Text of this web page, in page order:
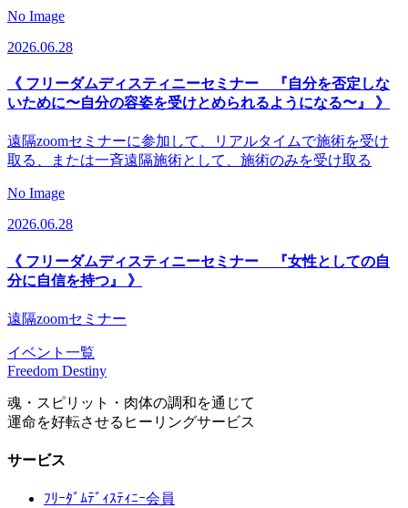
No Image
2026.06.28
《 フリーダムディスティニーセミナー 『自分を否定しな
いために〜自分の容姿を受けとめられるようになる〜』 》
遠隔zoomセミナーに参加して、リアルタイムで施術を受け
取る、または一斉遠隔施術として、施術のみを受け取る
No Image
2026.06.28
《 フリーダムディスティニーセミナー 『女性としての自
分に自信を持つ』 》
遠隔zoomセミナー
イベント一覧
Freedom Destiny
魂・スピリット・肉体の調和を通じて
運命を好転させるヒーリングサービス
サービス
ﾌﾘｰﾀﾞﾑﾃﾞｨｽﾃｨﾆｰ会員